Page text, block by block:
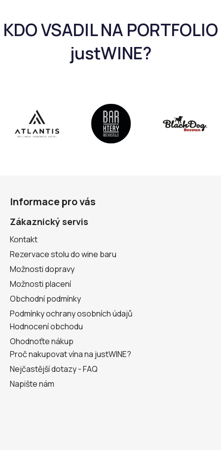
Informace pro vás
Zákaznický servis
Kontakt
Rezervace stolu do wine baru
Možnosti dopravy
Možnosti placení
Obchodní podmínky
Podmínky ochrany osobních údajů
Hodnocení obchodu
Ohodnoťte nákup
Proč nakupovat vína na justWINE?
Nejčastější dotazy - FAQ
Napište nám